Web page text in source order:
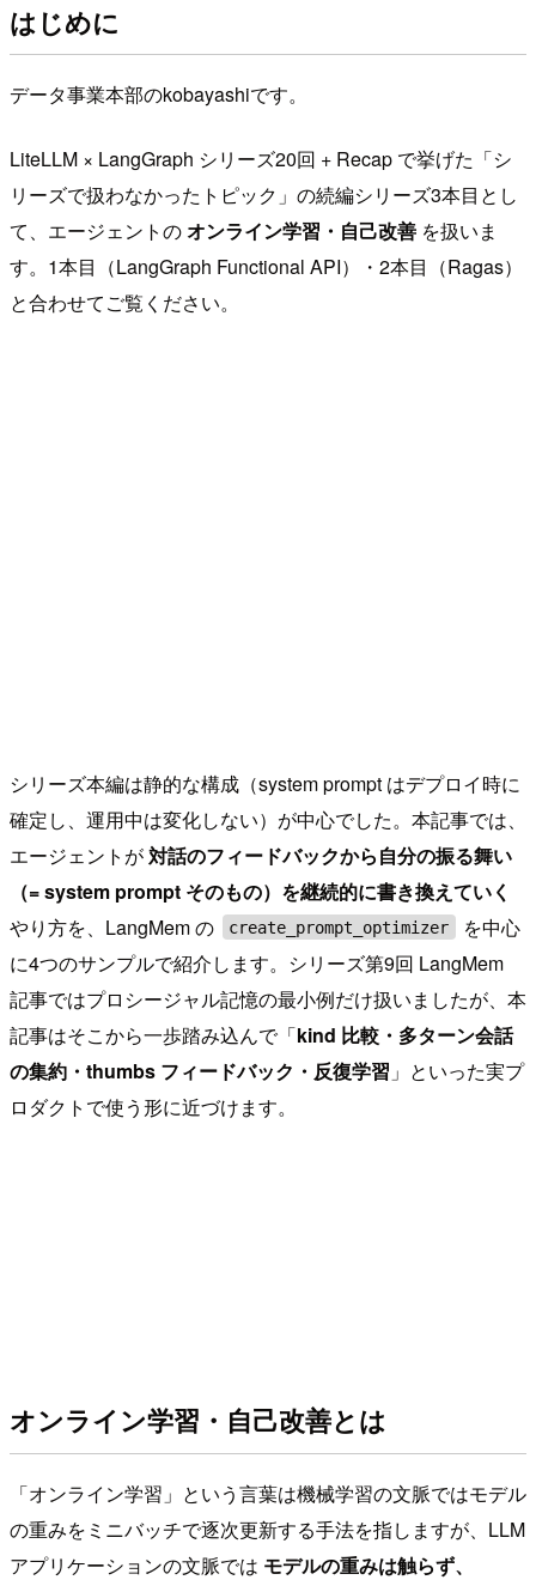
はじめに
データ事業本部のkobayashiです。
LiteLLM × LangGraph シリーズ20回 + Recap で挙げた「シ
リーズで扱わなかったトピック」の続編シリーズ3本目とし
て、エージェントのオンライン学習・自己改善 を扱いま
す。1本目（LangGraph Functional API）・2本目（Ragas）
と合わせてご覧ください。
シリーズ本編は静的な構成（system prompt はデプロイ時に
確定し、運用中は変化しない）が中心でした。本記事では、
エージェントが対話のフィードバックから自分の振る舞い
（= system prompt そのもの）を継続的に書き換えていく
やり方を、LangMem の
create_prompt_optimizer
を中心
に4つのサンプルで紹介します。シリーズ第9回 LangMem
記事ではプロシージャル記憶の最小例だけ扱いましたが、本
記事はそこから一歩踏み込んで「kind 比較・多ターン会話
の集約・thumbs フィードバック・反復学習 」といった実プ
ロダクトで使う形に近づけます。
オンライン学習・自己改善とは
「オンライン学習」という言葉は機械学習の文脈ではモデル
の重みをミニバッチで逐次更新する手法を指しますが、LLM
アプリケーションの文脈では モデルの重みは触らず、